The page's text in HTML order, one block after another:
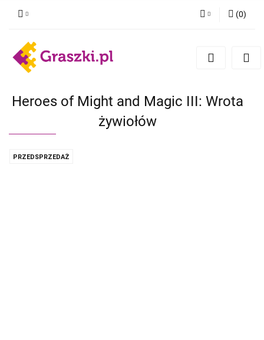
Zarejestruj się
Zgody cookies
(0)
Heroes of Might and Magic III: Wrota
żywiołów
PRZEDSPRZEDAŻ